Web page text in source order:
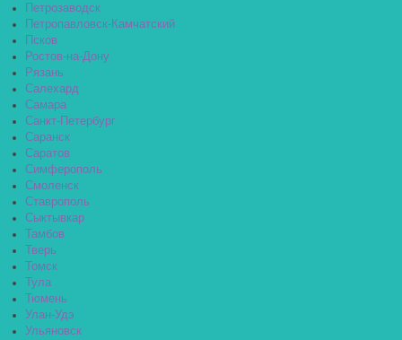
Петрозаводск
Петропавловск-Камчатский
Псков
Ростов-на-Дону
Рязань
Салехард
Самара
Санкт-Петербург
Саранск
Саратов
Симферополь
Смоленск
Ставрополь
Сыктывкар
Тамбов
Тверь
Томск
Тула
Тюмень
Улан-Удэ
Ульяновск